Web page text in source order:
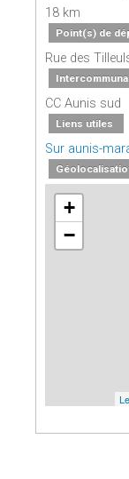
18 km
Point(s) de
Rue des
CC Aunis sud
Liens utiles
Sur aunis-
+
−